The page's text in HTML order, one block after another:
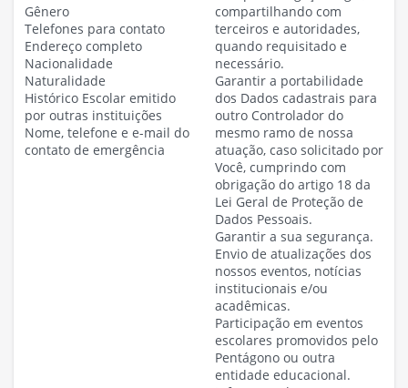
Gênero
Telefones para contato
Endereço completo
Nacionalidade
Naturalidade
Histórico Escolar emitido
por outras instituições
Nome, telefone e e-mail do
contato de emergência
compartilhando com
terceiros e autoridades,
quando requisitado e
necessário.
Garantir a portabilidade
dos Dados cadastrais para
outro Controlador do
mesmo ramo de nossa
atuação, caso solicitado por
Você, cumprindo com
obrigação do artigo 18 da
Lei Geral de Proteção de
Dados Pessoais.
Garantir a sua segurança.
Envio de atualizações dos
nossos eventos, notícias
institucionais e/ou
acadêmicas.
Participação em eventos
escolares promovidos pelo
Pentágono ou outra
entidade educacional.